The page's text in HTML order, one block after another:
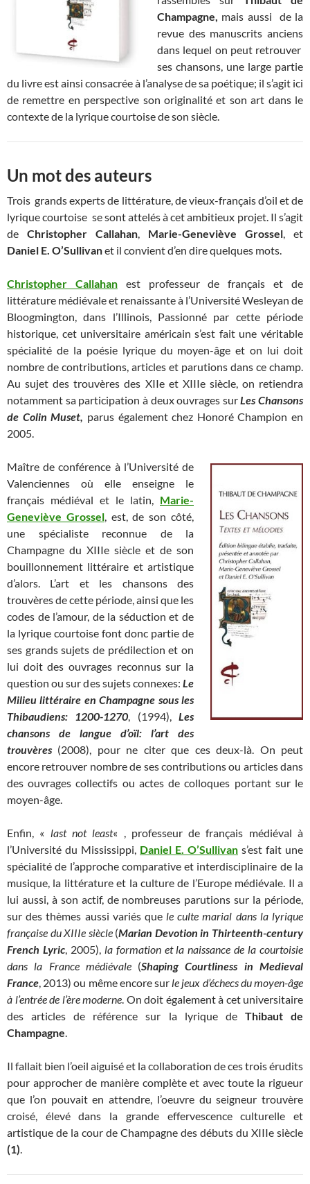
Champagne, mais aussi de la
revue des manuscrits anciens
dans lequel on peut retrouver
ses chansons, une large partie
du livre est ainsi consacrée à l’analyse de sa poétique; il s’agit ici
de remettre en perspective son originalité et son art dans le
contexte de la lyrique courtoise de son siècle.
Un mot des auteurs
Trois grands experts de littérature, de vieux-français d’oil et de
lyrique courtoise se sont attelés à cet ambitieux projet. Il s’agit
de Christopher Callahan, Marie-Geneviève Grossel, et
Daniel E. O’Sullivanet il convient d’en dire quelques mots.
Christopher Callahanest professeur de français et de
littérature médiévale et renaissante à l’Université Wesleyan de
Bloogmington, dans l’Illinois, Passionné par cette période
historique, cet universitaire américain s’est fait une véritable
spécialité de la poésie lyrique du moyen-âge et on lui doit
nombre de contributions, articles et parutions dans ce champ.
Au sujet des trouvères des XIIe et XIIIe siècle, on retiendra
notamment sa participation à deux ouvrages surLes Chansons
de Colin Muset, parus également chez Honoré Champion en
2005.
Maître de conférence à l’Université de
Valenciennes où elle enseigne le
français médiéval et le latin, Marie-
Geneviève Grossel, est, de son côté,
une spécialiste reconnue de la
Champagne du XIIIe siècle et de son
bouillonnement littéraire et artistique
d’alors. L’art et les chansons des
trouvères de cette période, ainsi que les
codes de l’amour, de la séduction et de
la lyrique courtoise font donc partie de
ses grands sujets de prédilection et on
lui doit des ouvrages reconnus sur la
question ou sur des sujets connexes: Le
Milieu littéraire en Champagne sous les
Thibaudiens: 1200-1270, (1994),Les
chansons de langue d’oïl: l’art des
trouvères (2008), pour ne citer que ces deux-là. On peut
encore retrouver nombre de ses contributions ou articles dans
des ouvrages collectifs ou actes de colloques portant sur le
moyen-âge.
Enfin, « last not least« , professeur de français médiéval à
l’Université du Mississippi, Daniel E. O’Sullivan s’est fait une
spécialité de l’approche comparative et interdisciplinaire de la
musique, la littérature et la culture de l’Europe médiévale. Il a
lui aussi, à son actif, de nombreuses parutions sur la période,
sur des thèmes aussi variés que le culte marial dans la lyrique
française du XIIIe siècle(Marian Devotion in Thirteenth-century
French Lyric, 2005), la formation et la naissance de la courtoisie
dans la France médiévale(Shaping Courtliness in Medieval
France, 2013) ou même encore sur le jeux d’échecs du moyen-âge
à l’entrée de l’ère moderne. On doit également à cet universitaire
des articles de référence sur la lyrique de Thibaut de
Champagne.
Il fallait bien l’oeil aiguisé et la collaboration de ces trois érudits
pour approcher de manière complète et avec toute la rigueur
que l’on pouvait en attendre, l’oeuvre du seigneur trouvère
croisé, élevé dans la grande effervescence culturelle et
artistique de la cour de Champagne des débuts du XIIIe siècle
(1).